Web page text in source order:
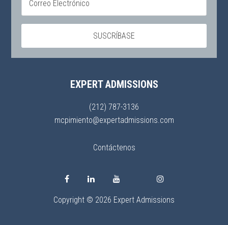
EXPERT ADMISSIONS
(212) 787-3136
mcpimiento@expertadmissions.com
Contáctenos
Copyright © 2026 Expert Admissions